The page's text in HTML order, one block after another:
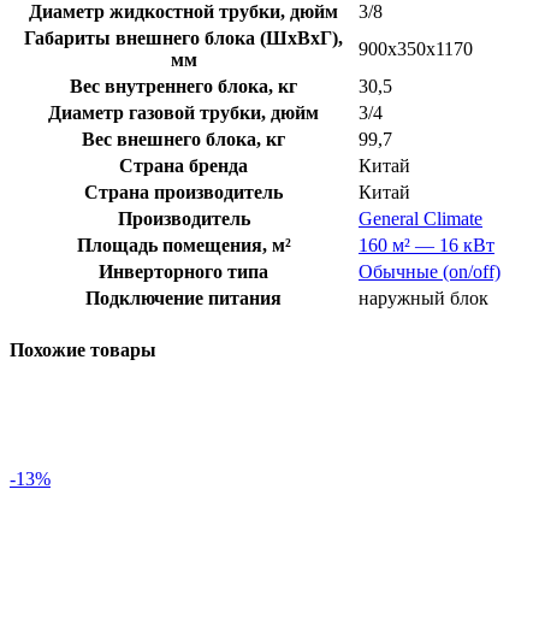
Диаметр жидкостной трубки, дюйм
3/8
Габариты внешнего блока (ШхВхГ),
мм
900x350x1170
Вес внутреннего блока, кг
30,5
Диаметр газовой трубки, дюйм
3/4
Вес внешнего блока, кг
99,7
Страна бренда
Китай
Страна производитель
Китай
Производитель
General Climate
Площадь помещения, м²
160 м² — 16 кВт
Инверторного типа
Обычные (on/off)
Подключение питания
наружный блок
Похожие товары
-13%